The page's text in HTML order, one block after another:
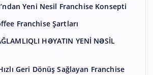
Yeni Nesil Franchise Konsepti
Franchise Şartları
HƏYATIN YENİ NƏSİL
Geri Dönüş Sağlayan Franchise